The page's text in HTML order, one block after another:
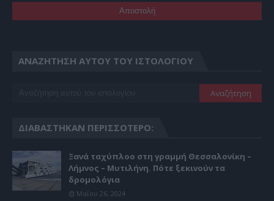
ΑΝΑΖΉΤΗΣΗ ΑΥΤΟΎ ΤΟΥ ΙΣΤΟΛΟΓΊΟΥ
ΔΙΑΒΆΣΤΗΚΑΝ ΠΕΡΙΣΣΌΤΕΡΟ:
Ξανά ταχύπλοο στη γραμμή Θεσσαλονίκη –
Λήμνος – Μυτιλήνη. Πότε ξεκινούν τα
δρομολόγια
Μαΐου 26, 2024